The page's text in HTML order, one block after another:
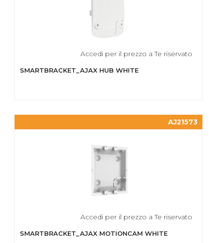
Accedi per il prezzo a Te riservato
SMARTBRACKET_AJAX HUB WHITE
AJ21573
Accedi per il prezzo a Te riservato
SMARTBRACKET_AJAX MOTIONCAM WHITE